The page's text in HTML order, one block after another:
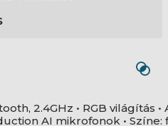
2.4GHz • RGB világítás
AI mikrofonok • Színe: